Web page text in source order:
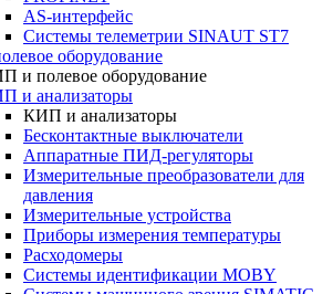
AS-интерфейс
Системы телеметрии SINAUT ST7
оборудование
и полевое оборудование
и анализаторы
КИП и анализаторы
Бесконтактные выключатели
Аппаратные ПИД-регуляторы
Измерительные преобразователи для
давления
Измерительные устройства
Приборы измерения температуры
Расходомеры
Системы идентификации MOBY